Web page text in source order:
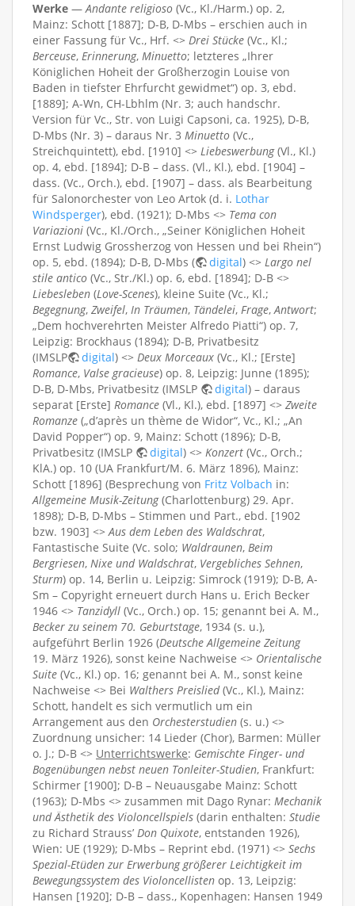
Werke —Andante religioso (Vc., Kl./Harm.) op. 2,
Mainz: Schott [1887]; D-B, D-Mbs – erschien auch in
einer Fassung für Vc., Hrf. <> Drei Stücke (Vc., Kl.;
Berceuse, Erinnerung, Minuetto; letzteres „Ihrer
Königlichen Hoheit der Großherzogin Louise von
Baden in tiefster Ehrfurcht gewidmet“) op. 3, ebd.
[1889]; A-Wn, CH-Lbhlm (Nr. 3; auch handschr.
Version für Vc., Str. von Luigi Capsoni, ca. 1925), D-B,
D-Mbs (Nr. 3) – daraus Nr. 3 Minuetto (Vc.,
Streichquintett), ebd. [1910] <> Liebeswerbung(Vl., Kl.)
op. 4, ebd. [1894]; D-B – dass. (Vl., Kl.), ebd. [1904] –
dass. (Vc., Orch.), ebd. [1907] – dass. als Bearbeitung
für Salonorchester von Leo Artok (d. i. Lothar
Windsperger), ebd. (1921); D-Mbs <> Tema con
Variazioni (Vc., Kl./Orch., „Seiner Königlichen Hoheit
Ernst Ludwig Grossherzog von Hessen und bei Rhein“)
op. 5, ebd. (1894); D-B, D-Mbs (
digital) <> Largo nel
stile antico (Vc., Str./Kl.) op. 6, ebd. [1894]; D-B <>
Liebesleben (Love-Scenes), kleine Suite (Vc., Kl.;
Begegnung, Zweifel, In Träumen, Tändelei, Frage,Antwort;
„Dem hochverehrten Meister Alfredo Piatti“) op. 7,
Leipzig: Brockhaus (1894); D-B, Privatbesitz
(IMSLP
digital) <> Deux Morceaux (Vc., Kl.; [Erste]
Romance, Valse gracieuse) op. 8, Leipzig: Junne (1895);
D-B, D-Mbs, Privatbesitz (IMSLP
digital) – daraus
separat [Erste] Romance (Vl., Kl.), ebd. [1897] <> Zweite
Romanze („d’après un thème de Widor“, Vc., Kl.; „An
David Popper“) op. 9, Mainz: Schott (1896); D-B,
Privatbesitz (IMSLP
digital) <> Konzert (Vc., Orch.;
KlA.) op. 10 (UA Frankfurt/M. 6. März 1896), Mainz:
Schott [1896] (Besprechung von Fritz Volbach in:
Allgemeine Musik-Zeitung(Charlottenburg) 29. Apr.
1898); D-B, D-Mbs – Stimmen und Part., ebd. [1902
bzw. 1903] <>Aus dem Leben des Waldschrat,
Fantastische Suite (Vc. solo; Waldraunen, Beim
Bergriesen, Nixe und Waldschrat, Vergebliches Sehnen,
Sturm) op. 14, Berlin u. Leipzig: Simrock (1919); D-B, A-
Sm – Copyright erneuert durch Hans u. Erich Becker
1946 <> Tanzidyll (Vc., Orch.) op. 15; genannt bei A. M.,
Becker zu seinem 70. Geburtstage, 1934 (s. u.),
aufgeführt Berlin 1926 (Deutsche Allgemeine Zeitung
19. März 1926), sonst keine Nachweise <> Orientalische
Suite (Vc., Kl.) op. 16; genannt bei A. M., sonst keine
Nachweise <> Bei Walthers Preislied(Vc., Kl.), Mainz:
Schott, handelt es sich vermutlich um ein
Arrangement aus den Orchesterstudien (s. u.) <>
Zuordnung unsicher: 14 Lieder (Chor), Barmen: Müller
o. J.; D-B <> Unterrichtswerke: Gemischte Finger- und
Bogenübungen nebst neuen Tonleiter-Studien, Frankfurt:
Schirmer [1900]; D-B – Neuausgabe Mainz: Schott
(1963); D-Mbs <> zusammen mit Dago Rynar: Mechanik
und Ästhetik des Violoncellspiels (darin enthalten: Studie
zu Richard Strauss’ Don Quixote, entstanden 1926),
Wien: UE (1929); D-Mbs – Reprint ebd. (1971) <> Sechs
Spezial-Etüden zur Erwerbung größerer Leichtigkeit im
Bewegungssystem des Violoncellisten op. 13, Leipzig:
Hansen [1920]; D-B – dass., Kopenhagen: Hansen 1949